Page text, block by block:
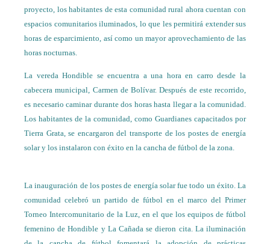
proyecto, los habitantes de esta comunidad rural ahora cuentan con
espacios comunitarios iluminados, lo que les permitirá extender sus
horas de esparcimiento, así como un mayor aprovechamiento de las
horas nocturnas.
La vereda Hondible se encuentra a una hora en carro desde la
cabecera municipal, Carmen de Bolívar. Después de este recorrido,
es necesario caminar durante dos horas hasta llegar a la comunidad.
Los habitantes de la comunidad, como Guardianes capacitados por
Tierra Grata, se encargaron del transporte de los postes de energía
solar y los instalaron con éxito en la cancha de fútbol de la zona.
La inauguración de los postes de energía solar fue todo un éxito. La
comunidad celebró un partido de fútbol en el marco del Primer
Torneo Intercomunitario de la Luz, en el que los equipos de fútbol
femenino de Hondible y La Cañada se dieron cita. La iluminación